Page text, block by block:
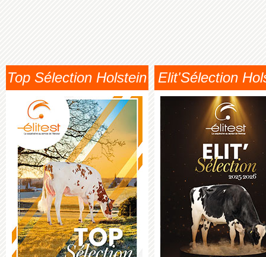
Top Sélection Holstein Elit'Sélection